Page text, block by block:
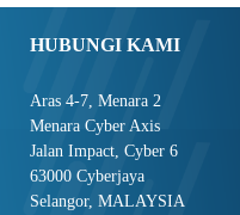
HUBUNGI KAMI
Aras 4-7, Menara 2
Menara Cyber Axis
Jalan Impact, Cyber 6
63000 Cyberjaya
Selangor, MALAYSIA